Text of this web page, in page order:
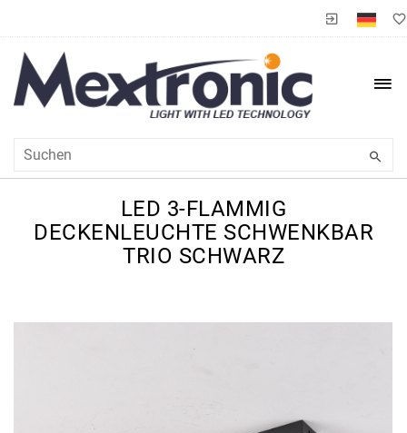
LED 3-FLAMMIG
DECKENLEUCHTE SCHWENKBAR
TRIO SCHWARZ